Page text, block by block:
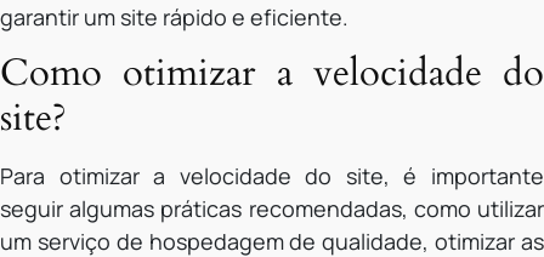
garantir um site rápido e eficiente.
Como otimizar a velocidade do
site?
Para otimizar a velocidade do site, é importante
seguir algumas práticas recomendadas, como utilizar
um serviço de hospedagem de qualidade, otimizar as